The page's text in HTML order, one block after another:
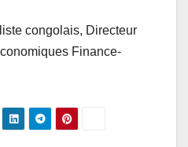
congolais, Directeur
Finance-